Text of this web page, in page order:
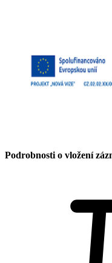
Podrobnosti o vložení